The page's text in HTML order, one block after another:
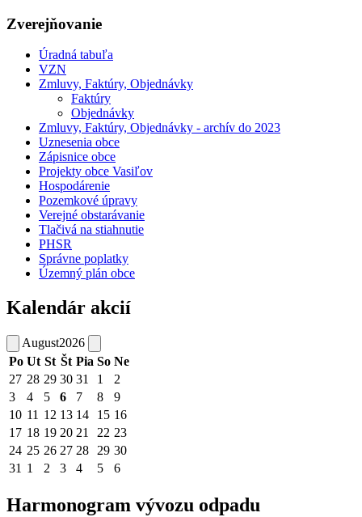
Zverejňovanie
Úradná tabuľa
VZN
Zmluvy, Faktúry, Objednávky
Faktúry
Objednávky
Zmluvy, Faktúry, Objednávky - archív do 2023
Uznesenia obce
Zápisnice obce
Projekty obce Vasiľov
Hospodárenie
Pozemkové úpravy
Verejné obstarávanie
Tlačivá na stiahnutie
PHSR
Správne poplatky
Územný plán obce
Kalendár akcií
August2026
Po Ut St Št Pia So Ne
27 28 29 30 31 1
2
3
4 5 6 7 8
9
10 11 12 13 14 15 16
17 18 19 20 21 22 23
24 25 26 27 28 29 30
31 1 2 3 4 5 6
Harmonogram vývozu odpadu